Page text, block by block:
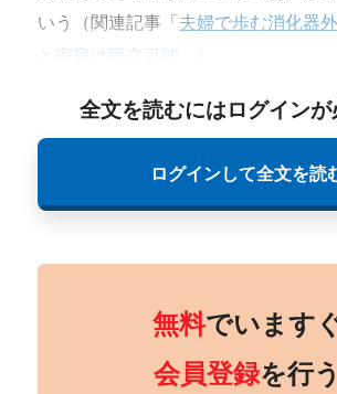
いう（関連記事「 夫婦で歩む消化器
と家庭は両立可能
全文を読むにはログイン
ログインして全文を読
無料でいます
会員登録を行う